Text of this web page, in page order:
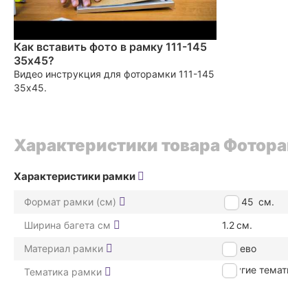
Как вставить фото в рамку 111-145
35x45?
Видео инструкция для фоторамки 111-145
35x45.
Характеристики товара
Характеристики рамки
Формат рамки (см) 35*45 см.
Ширина багета см
1.2см.
Материал рамки
дерево
Тематика рамки
Другие